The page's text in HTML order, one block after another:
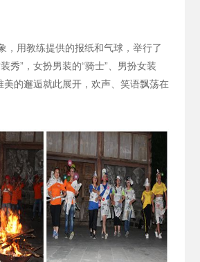
，用教练提供的报纸和气球，举行了
秀”，女扮男装的“骑士”、男扮女装
美的邂逅就此展开，欢声、笑语飘荡在